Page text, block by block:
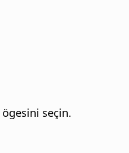
ögesini seçin.